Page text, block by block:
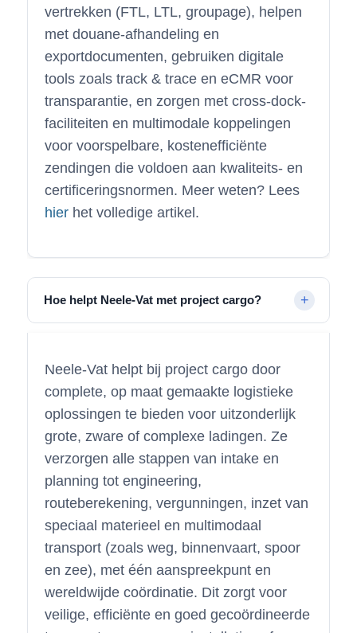
vertrekken (FTL, LTL, groupage), helpen
met douane-afhandeling en
exportdocumenten, gebruiken digitale
tools zoals track & trace en eCMR voor
transparantie, en zorgen met cross-dock-
faciliteiten en multimodale koppelingen
voor voorspelbare, kostenefficiënte
zendingen die voldoen aan kwaliteits- en
certificeringsnormen. Meer weten? Lees
hier het volledige artikel.
Hoe helpt Neele-Vat met project cargo?
Neele-Vat helpt bij project cargo door
complete, op maat gemaakte logistieke
oplossingen te bieden voor uitzonderlijk
grote, zware of complexe ladingen. Ze
verzorgen alle stappen van intake en
planning tot engineering,
routeberekening, vergunningen, inzet van
speciaal materieel en multimodaal
transport (zoals weg, binnenvaart, spoor
en zee), met één aanspreekpunt en
wereldwijde coördinatie. Dit zorgt voor
veilige, efficiënte en goed gecoördineerde